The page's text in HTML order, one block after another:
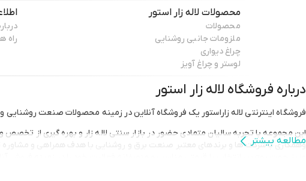
محصولاتلاله زار استور
محصولات
ملزومات جانبی روشنایی
چراغ دیواری
لوستر و چراغ آویز
راه
درباره فروشگاه لاله زار استور
فروشگاه اینترنتی لاله زاراستور یک فروشگاه آنلاین در زمینه محصولات صنعت روشنایی
این مجموعه با تجربه سالیان متمادی حضور در بازار سنتی لاله زار و بهره گیری از تخصص
وهمکاری با شرکت ها و برندهای معتبر صنعت برق و روشنایی با هدف همراهی و
مطالعه بیشتر